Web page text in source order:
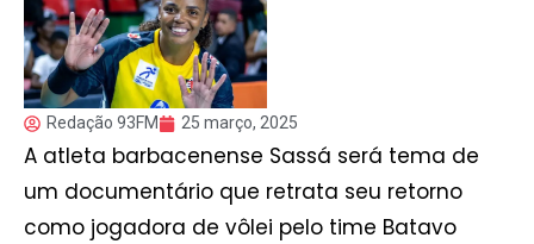
Redação 93FM 25 março, 2025
A atleta barbacenense Sassá será tema de
um documentário que retrata seu retorno
como jogadora de vôlei pelo time Batavo